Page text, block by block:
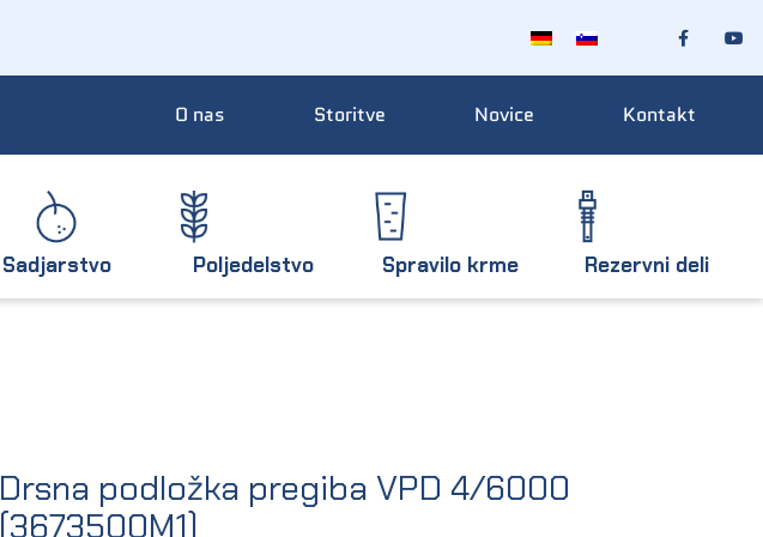
O nas Storitve Novice Kontakt
Sadjarstvo Poljedelstvo Spravilo krme Rezervni deli
Drsna podložka pregiba VPD 4/6000
(3673500M1)